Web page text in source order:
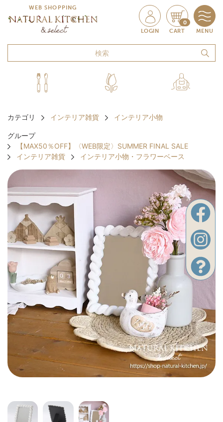
WEB SHOPPING
LOGIN
0
CART MENU
カテゴリ インテリア雑貨 インテリア小物
グループ
【MAX50％OFF】〈WEB限定〉SUMMER FINAL SALE
インテリア雑貨
インテリア小物・フラワーベース